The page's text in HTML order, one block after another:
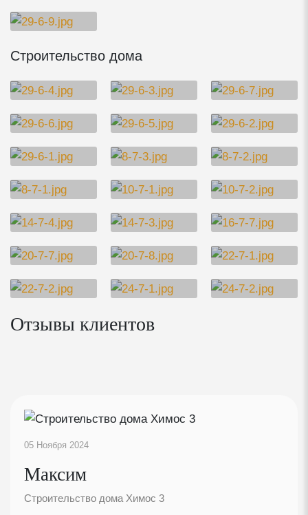
Строительство дома
Отзывы клиентов
05 Ноября 2024
Максим
Строительство дома Химос 3